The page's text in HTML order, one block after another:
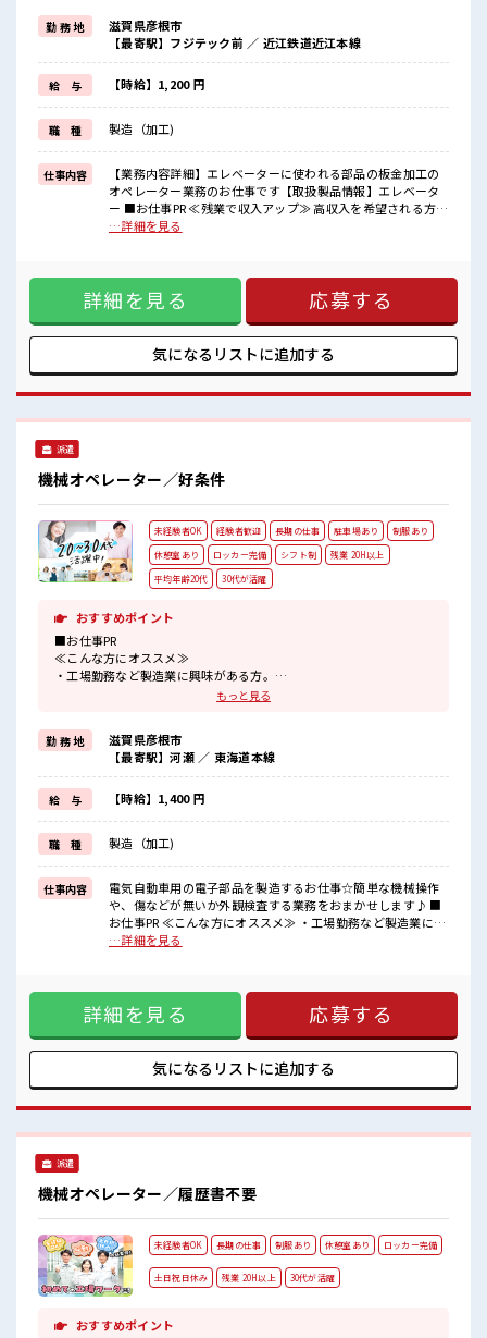
週末は家族や友人と一緒にプライベート満喫！
≪機能的な制服アリ≫
制服があるので、
毎日の服装の悩み解消♪
≪未経験でも活躍できる≫
新しいことにチャレンジするのは不安だけど、
しっかり働く環境が整っています！
イチからスキルUP・ステップUP目指していきましょう！
≪自分に向いている仕事が探せる≫
困った事などがあれば、
担当がしっかりサポートします！
■職場の雰囲気
私物の置きすぎには注意が必要ですね★
残業が多めだからしっかり稼ぎたい方にもオススメ！
勤 務 地
滋賀県彦根市
【最寄駅】フジテック前 ／ 近江鉄道近江本線
給 与 【時給】1,200 円
職 種 製造（加工)
仕事内容
【業務内容詳細】エレベーターに使われる部品の板金加工の
オペレーター業務のお仕事です【取扱製品情報】エレベータ
ー ■お仕事PR ≪残業で収入アップ≫ 高収入を希望される方に
オススメ。 残業は月20時間以上あります♪ ≪週休2日制≫ 週
も活躍できる≫ 新しいことにチャレンジするのは不安だけ
ど、 しっかり働く環境が整っています！ イチからスキルUP・
ステップUP目指していきましょう！ ≪自分に向いている仕事
が探せる≫ 困った事などがあれば、 担当がしっかりサポート
します！ ■職場の雰囲気 休憩室でホッと一息リフレッシュ！
職場にはロッカー完備！ 私物の置きすぎには注意が必要です
…詳細を見る
詳細を見る 応募する
気になるリストに追加する
派遣
機械オペレーター／好条件
未経験者OK 経験者歓迎 長期の仕事 駐車場あり
制服あり
休憩室あり
ロッカー完備 シフト制
残業 20H以上
平均年齢20代
30代が活躍
おすすめポイント
■お仕事PR
≪こんな方にオススメ≫
・工場勤務など製造業に興味がある方。
制服があるので、
毎日の服装の悩み解消♪
≪自分に合った期間で働ける≫
生活スタイルに合わせた働き方もできる、
派遣のお仕事です！
≪美味しい食堂あり≫
月曜から金曜の日中営業中の食堂は400円で定食がいただけます！
≪無料の駐車場完備≫
これで夜の通勤も安心してラクラクですね♪
■職場の雰囲気
20～30代活躍中！
交替勤務で高収入をゲット！
仕事！
もっと見る
勤 務 地
滋賀県彦根市
【最寄駅】河瀬 ／ 東海道本線
給 与 【時給】1,400 円
職 種 製造（加工)
仕事内容
電気自動車用の電子部品を製造するお仕事☆簡単な機械操作
や、傷などが無いか外観検査する業務をおまかせします♪ ■
お仕事PR ≪こんな方にオススメ≫ ・工場勤務など製造業に興
味がある方。 ・高収入で働きたい方。 ≪動きやすい制服アリ
遣のお仕事です！ ≪美味しい食堂あり≫ 月曜から金曜の日中
営業中の食堂は400円で定食がいただけます！ ≪無料の駐車
場完備≫ これで夜の通勤も安心してラクラクですね♪ ■職場
の雰囲気 20～30代活躍中！ 交替勤務で高収入をゲット！ 残
業はほぼなしでプライベートも充実しそうですね！ カンタン
機械操作や目視チェックだから未経験さんにオススメのお仕
…詳細を見る
詳細を見る 応募する
気になるリストに追加する
派遣
機械オペレーター／履歴書不要
未経験者OK 長期の仕事 制服あり 休憩室あり ロッカー完備
土日祝日休み 残業 20H以上 30代が活躍
おすすめポイント